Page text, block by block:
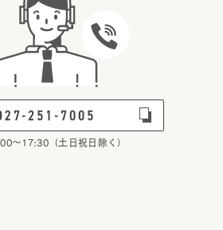
～17:30（土日祝日除く）